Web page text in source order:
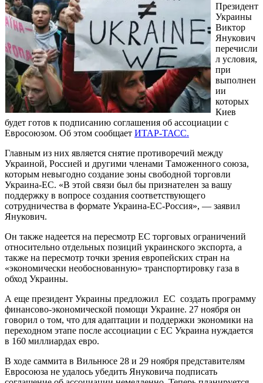
Президент
Украины
Виктор
Янукович
перечисли
л условия,
при
выполнен
ии
которых
Киев
будет готов к подписанию соглашения об ассоциации с
Евросоюзом. Об этом сообщает ИТАР-ТАСС.
Главным из них является снятие противоречий между
Украиной, Россией и другими членами Таможенного союза,
которым невыгодно создание зоны свободной торговли
Украина-ЕС. «В этой связи был бы признателен за вашу
поддержку в вопросе создания соответствующего
сотрудничества в формате Украина-ЕС-Россия», — заявил
Янукович.
Он также надеется на пересмотр ЕС торговых ограничений
относительно отдельных позиций украинского экспорта, а
также на пересмотр точки зрения европейских стран на
«экономически необоснованную» транспортировку газа в
обход Украины.
А еще президент Украины предложил ЕС создать программу
финансово-экономической помощи Украине. 27 ноября он
говорил о том, что для адаптации и поддержки экономики на
переходном этапе после ассоциации с ЕС Украина нуждается
в 160 миллиардах евро.
В ходе саммита в Вильнюсе 28 и 29 ноября представителям
Евросоюза не удалось убедить Януковича подписать